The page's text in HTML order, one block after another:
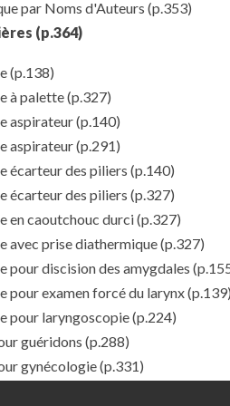
par Noms d'Auteurs (p.353)
(p.364)
(p.138)
à palette(p.327)
aspirateur(p.140)
aspirateur(p.291)
écarteur des piliers (p.140)
écarteur des piliers (p.327)
en caoutchouc durci(p.327)
avec prise diathermique(p.327)
pour discision des amygdales
pour examen forcé du larynx
pour laryngoscopie(p.224)
guéridons (p.288)
gynécologie(p.331)